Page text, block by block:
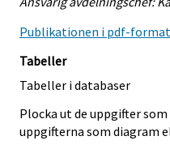
Publikationen i pdf-format
Tabeller
Tabeller i databaser
Plocka ut de uppgifter
uppgifterna som diagram